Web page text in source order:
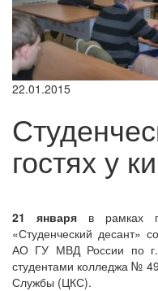
22.01.2015
гостях у
21 января в рамках
«Студенческий десант»
АО ГУ МВД России по г.
студентами колледжа №
Службы (ЦКС).